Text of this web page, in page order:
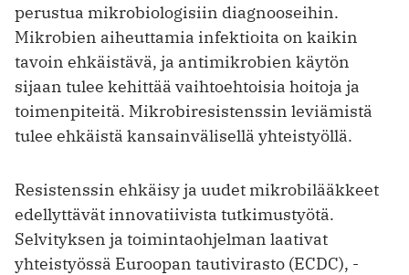
perustua mikrobiologisiin diagnooseihin.
Mikrobien aiheuttamia infektioita on kaikin
tavoin ehkäistävä, ja antimikrobien käytön
sijaan tulee kehittää vaihtoehtoisia hoitoja ja
toimenpiteitä. Mikrobiresistenssin leviämistä
tulee ehkäistä kansainvälisellä yhteistyöllä.
Resistenssin ehkäisy ja uudet mikrobilääkkeet
edellyttävät innovatiivista tutkimustyötä.
Selvityksen ja toimintaohjelman laativat
yhteistyössä Euroopan tautivirasto (ECDC), ­